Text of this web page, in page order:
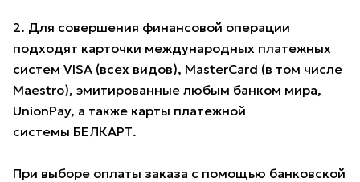
2. Для совершения финансовой операции
подходят карточки международных платежных
систем VISA (всех видов), MasterCard (в том числе
Maestro), эмитированные любым банком мира,
UnionPay, а также карты платежной
системы БЕЛКАРТ.
При выборе оплаты заказа с помощью банковской